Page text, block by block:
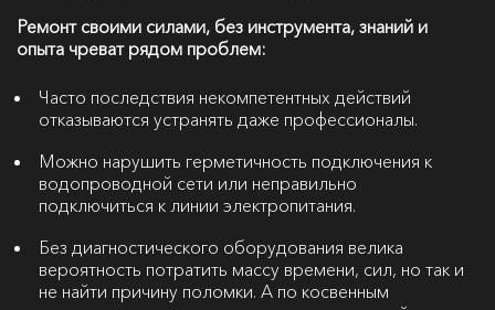
Ремонт своими силами, без инструмента, знаний и
опыта чреват рядом проблем:
Часто последствия некомпетентных действий
отказываются устранять даже профессионалы.
Можно нарушить герметичность подключения к
водопроводной сети или неправильно
подключиться к линии электропитания.
Без диагностического оборудования велика
вероятность потратить массу времени, сил, но так и
не найти причину поломки. А по косвенным